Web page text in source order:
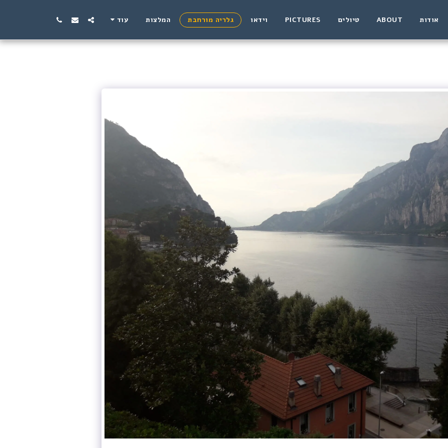
אודות ABOUT טיולים PICTURES וידאו גלריה מורחבת המלצות עוד